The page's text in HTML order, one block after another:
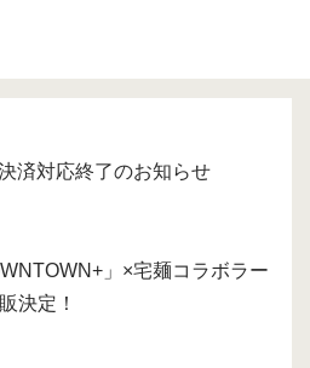
済対応終了のお知らせ
」×宅麺コラボラー
決定！